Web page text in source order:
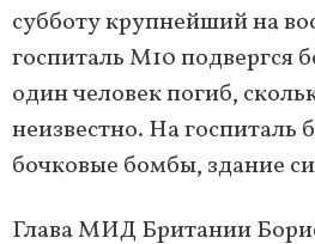
субботу крупнейший на
госпиталь М10 подвергся
один человек погиб,
неизвестно. На
бочковые бомбы, здание
Глава МИД Британии